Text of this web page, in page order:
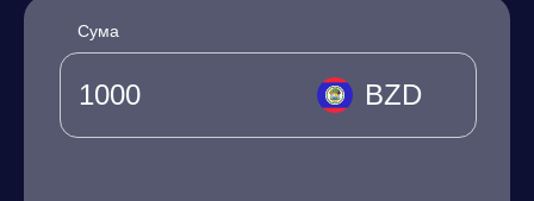
Сума
BZD